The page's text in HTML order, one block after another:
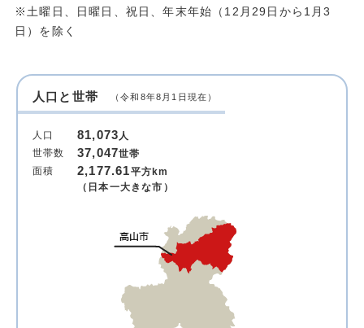
※土曜日、日曜日、祝日、年末年始（12月29日から1月3
日）を除く
人口と世帯 （令和8年8月1日現在）
人口 81,073人
世帯数
37,047世帯
面積
2,177.61平方km
（日本一大きな市）